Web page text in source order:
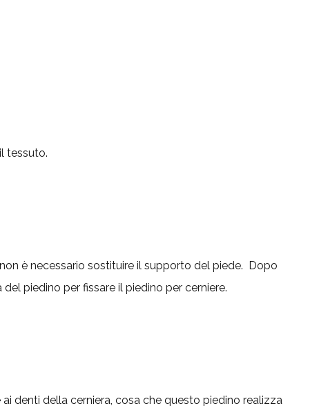
tessuto.
è necessario sostituire il supporto del piede. Dopo
piedino per fissare il piedino per cerniere.
denti della cerniera, cosa che questo piedino realizza